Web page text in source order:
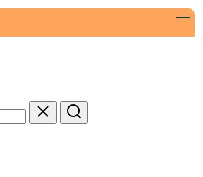
Tilbakestill
Søk